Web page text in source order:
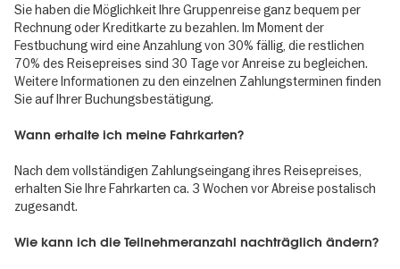
Sie haben die Möglichkeit Ihre Gruppenreise ganz bequem per
Rechnung oder Kreditkarte zu bezahlen. Im Moment der
Festbuchung wird eine Anzahlung von 30% fällig, die restlichen
70% des Reisepreises sind 30 Tage vor Anreise zu begleichen.
Weitere Informationen zu den einzelnen Zahlungsterminen finden
Sie auf Ihrer Buchungsbestätigung.
Wann erhalte ich meine Fahrkarten?
Nach dem vollständigen Zahlungseingang ihres Reisepreises,
erhalten Sie Ihre Fahrkarten ca. 3 Wochen vor Abreise postalisch
zugesandt.
Wie kann ich die Teilnehmeranzahl nachträglich ändern?